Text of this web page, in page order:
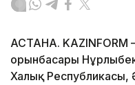
АСТАНА. KAZINFORM
орынбасары Нұрлыбек
Халық Республикасы,